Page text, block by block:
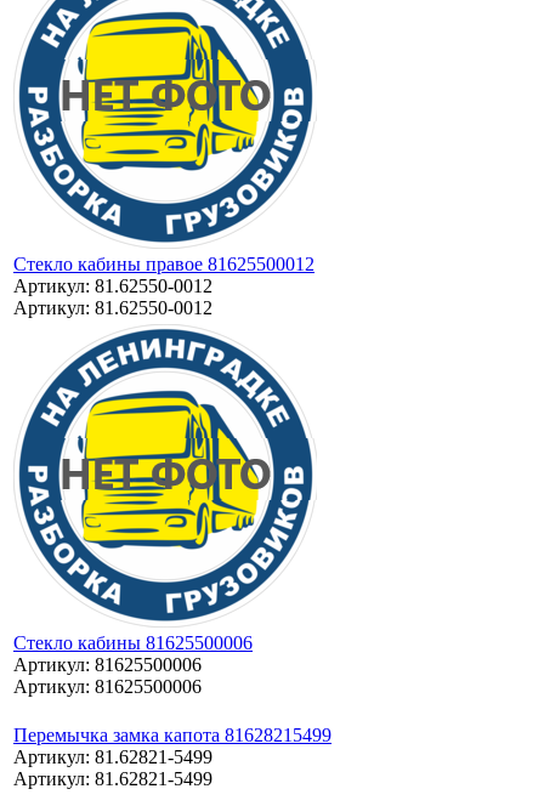
Стекло кабины правое 81625500012
Артикул: 81.62550-0012
Артикул: 81.62550-0012
Стекло кабины 81625500006
Артикул: 81625500006
Артикул: 81625500006
Перемычка замка капота 81628215499
Артикул: 81.62821-5499
Артикул: 81.62821-5499